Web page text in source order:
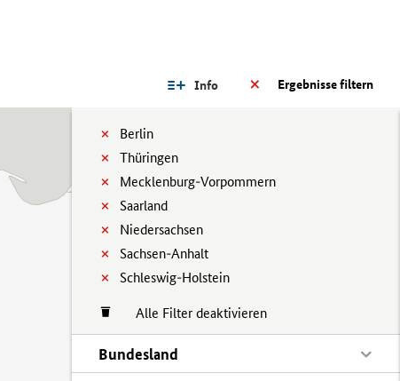
Ergebnisse filtern
Info
Berlin
Thüringen
Mecklenburg-Vorpommern
Saarland
Niedersachsen
Sachsen-Anhalt
Schleswig-Holstein
Alle Filter deaktivieren
Bundesland